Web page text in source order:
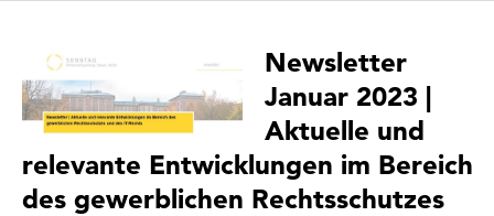
Newsletter
Januar 2023 |
Aktuelle und
relevante Entwicklungen im Bereich
des gewerblichen Rechtsschutzes